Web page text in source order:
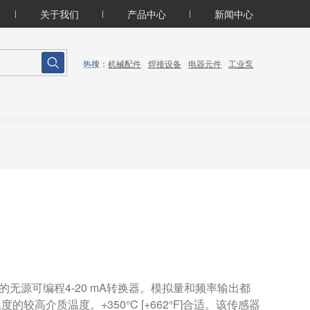
关于我们 产品中心 新闻中心
热搜： 工业泵
电器元件
焊接设备
机械配件
无源可编程4-20 mA转换器。模拟量和频率输出都
的较高介质温度。+350°C [+662°F]合适。该传感器